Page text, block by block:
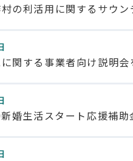
の利活用に関するサウ
関する事業者向け説明
婚生活スタート応援補助